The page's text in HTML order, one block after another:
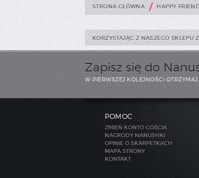
STRONA GŁÓWNA / HAPPY
KORZYSTAJĄC Z NASZEGO SKLEPU
Zapisz się do
W PIERWSZEJ KOLEJNOŚCI
POMOC
ZMIEŃ KONTO GOŚCIA
NAGRODY NANUSHKI
OPINIE O SKARPETKACH
MAPA STRONY
KONTAKT